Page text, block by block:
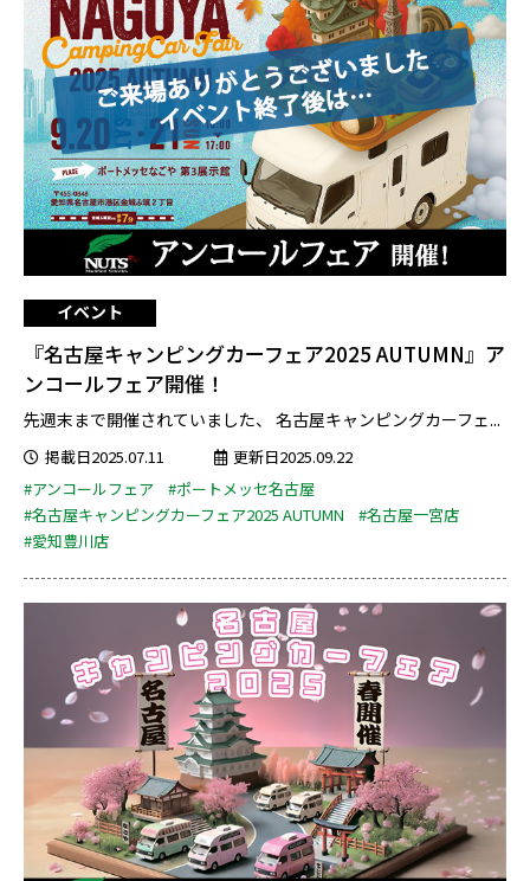
イベント
『名古屋キャンピングカーフェア2025 AUTUMN』ア
ンコールフェア開催！
先週末まで開催されていました、 名古屋キャンピングカーフェ...
掲載日2025.07.11
更新日2025.09.22
#アンコールフェア
#ポートメッセ名古屋
#名古屋キャンピングカーフェア2025 AUTUMN
#名古屋一宮店
#愛知豊川店